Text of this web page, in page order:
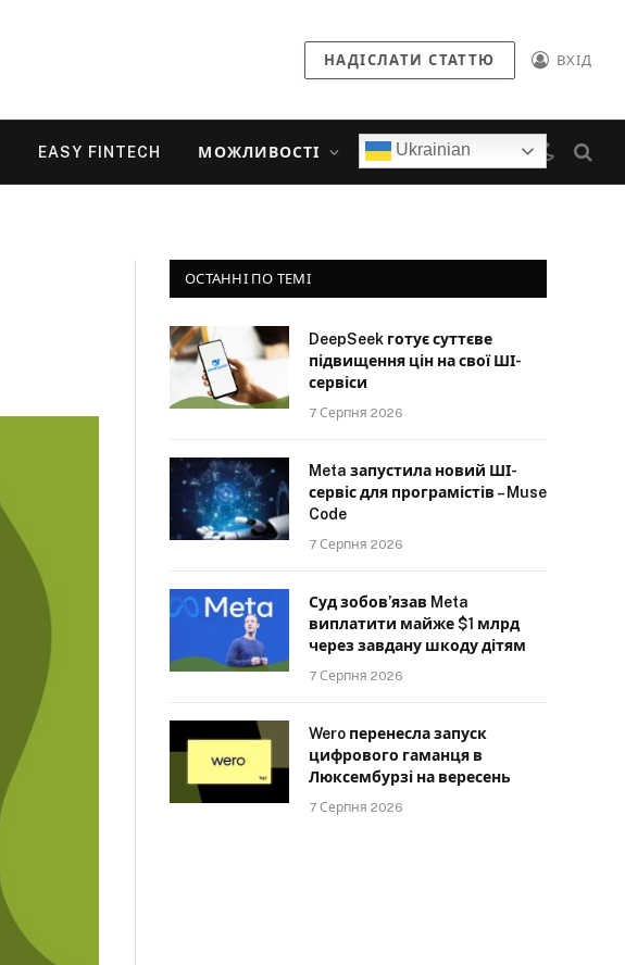
НАДІСЛАТИ СТАТТЮ ВХІД
EASY FINTECH МОЖЛИВОСТІ Ukrainian
ОСТАННІ ПО ТЕМІ
DeepSeek готує суттєве
підвищення цін на свої ШІ-
сервіси
7 Серпня 2026
Meta запустила новий ШІ-
сервіс для програмістів – Muse
Code
7 Серпня 2026
Суд зобов’язав Meta
виплатити майже $1 млрд
через завдану шкоду дітям
7 Серпня 2026
Wero перенесла запуск
цифрового гаманця в
Люксембурзі на вересень
7 Серпня 2026